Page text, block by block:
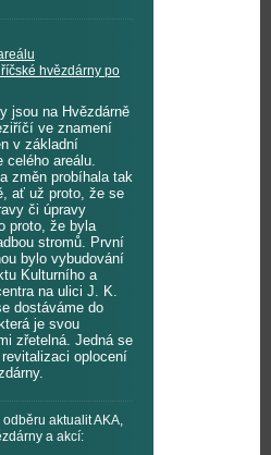
hvězdárny po
jsou na Hvězdárně
ve znamení
v základní
celého areálu.
změn probíhala tak
ať už proto, že se
či úpravy
proto, že byla
stromů. První
bylo vybudování
Kulturního a
na ulici J. K.
dostáváme do
je svou
zřetelná. Jedná se
oplocení
odběru aktualit AKA,
a akcí: